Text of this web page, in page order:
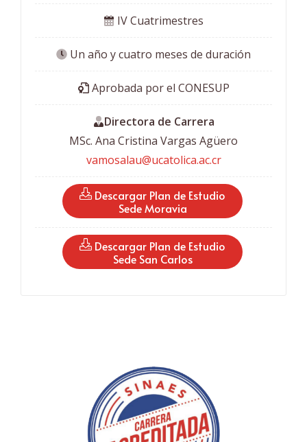
IV Cuatrimestres
Un año y cuatro meses de duración
Aprobada por el CONESUP
Directora de Carrera
MSc. Ana Cristina Vargas Agüero
vamosalau@ucatolica.ac.cr
Descargar Plan de Estudio
Sede Moravia
Descargar Plan de Estudio
Sede San Carlos